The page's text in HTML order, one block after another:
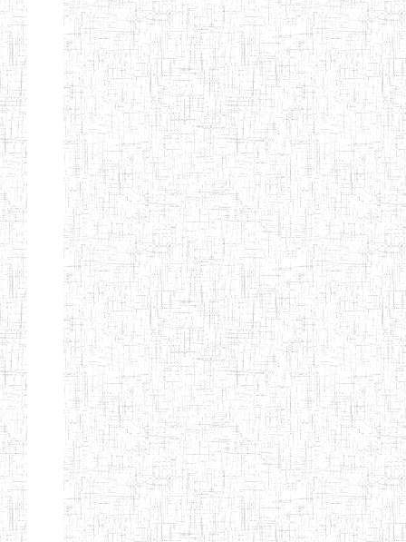
Afficher Page 12 sur 13 Total: 307
Début Préc. 4 5 6 7 8
9
13
Suivant Fin
D'AMBAM
GTTC BUEA 15/09/1986 ENIEG Public
GTTC LIMBE 08/09/2003 ENIEG Public
Etablissements
d'enseignement
secondaire
technique